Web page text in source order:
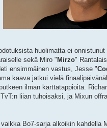
huolimatta ei onnistunut
sekä Miro "Mirzo"
ensimmäinen vastus, Jesse "
kaava jatkui vielä
ilman karttatappioita.
liian tuhoisaksi, ja Mixun
Bo7-sarja alkoikin kahdella